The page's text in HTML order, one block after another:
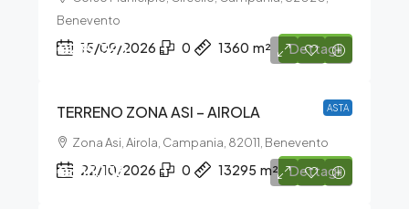
Benevento
15/09/2026 0 1360 m² Dettagli
ASTA
€239.393
TERRENO ZONA ASI – AIROLA
Zona Asi, Airola, Campania, 82011, Benevento
22/10/2026 0 13295 m² Dettagli
€385.136